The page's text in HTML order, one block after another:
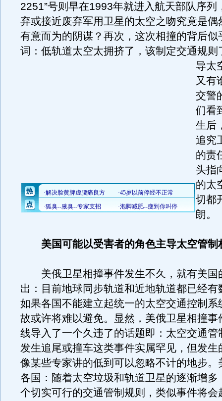
2251”号则早在1993年就进入航天部队序列
弃或接近废弃军用卫星的太空之吻究竟是偶
有意而为的阴谋？再次，这次相撞的背后似
词：低轨道太空太拥挤了，该制定交通规则
导太
又有
交警
们看
生后
追究
的责
头指
的太
切都
朗。
美国可能以受害者的角色主导太空管制
美俄卫星相撞事件发生不久，就有美国
出：目前地球同步轨道和近地轨道都已经有
如果各国不能建立起统一的太空交通控制系
故或许将难以避免。显然，美俄卫星相撞事
线导入了一个久违了的话题即：太空交通管
发生追尾或撞车这类事件实属罕见，但发生
像某些专家讲的低到可以忽略不计的地步。
各国：随着太空垃圾和轨道卫星的逐渐增多
个切实可行的交通管制规则，类似事件将会